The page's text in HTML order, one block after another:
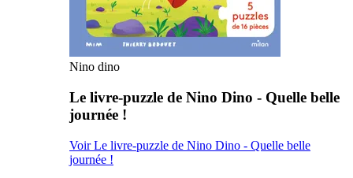
Nino dino
Le livre-puzzle de Nino Dino - Quelle belle
journée !
Voir Le livre-puzzle de Nino Dino - Quelle belle
journée !